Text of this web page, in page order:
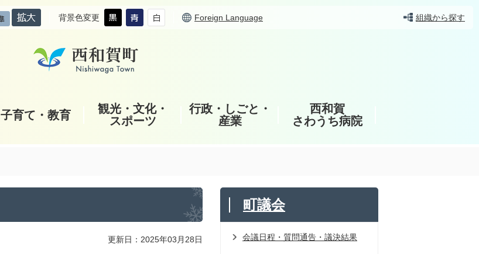
背景色変更 Foreign Language 組織から探す
子育て・教育
観光・文化・
スポーツ
行政・しごと・
産業
西和賀
さわうち病院
更新日：2025年03月28日
町議会
会議日程・質問通告・議決結果